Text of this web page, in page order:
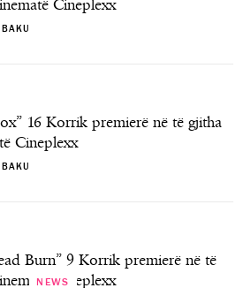
Cineplexx
16 Korrik premierë në të gjitha
Cineplexx
Burn” 9 Korrik premierë në të
Cineplexx
NEWS